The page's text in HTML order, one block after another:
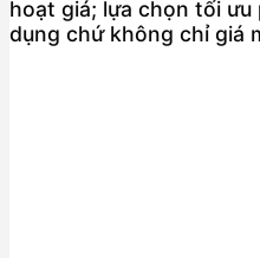
hoạt giá; lựa chọn tối
dụng chứ không chỉ giá